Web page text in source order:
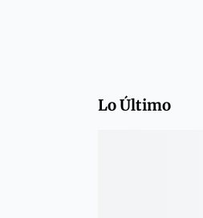
Lo Último